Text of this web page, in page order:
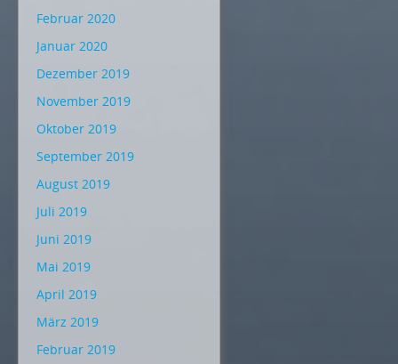
Februar 2020
Januar 2020
Dezember 2019
November 2019
Oktober 2019
September 2019
August 2019
Juli 2019
Juni 2019
Mai 2019
April 2019
März 2019
Februar 2019